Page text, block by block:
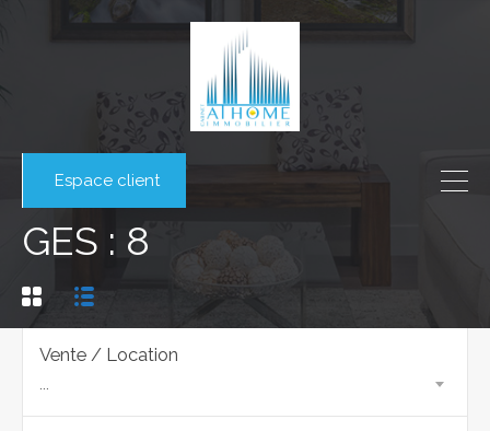
Espace client
GES : 8
Vente / Location
...